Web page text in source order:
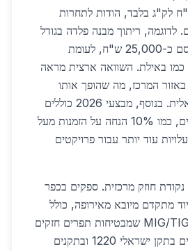
על 110-130 ש"ח לק"ג בלבד, הודות לתחרות
לדוגמה, ריתוך מבנה פלדה בגודל
5 טון יעלה בכפר קאסם כ-25,000 ש"ח, לעומת
כמו באילת. השוואה ארצית מראה
חיסכון של 20-30% באזור המרכז, מה שהופך אותו
לבחירה כלכלית אידיאלית. בנוסף, מבצעי 2026 כוללים
הנחות על נפחים גדולים, כמו 10% הנחה על הזמנות מעל
עוד יותר עבור פרויקטים
חוזק מרכזית. ספקים בכפר
מתקדם מיובא מאירופה, כולל
מכונות ריתוך לייזר ו-MIG/TIG שמבטיחות תפרים חזקים
ללא פגמים. הם עומדים בתקן ישראלי 1220 ובתקנים